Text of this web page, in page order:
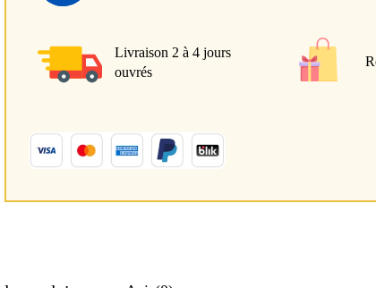
Livraison 2 à 4 jours
ouvrés